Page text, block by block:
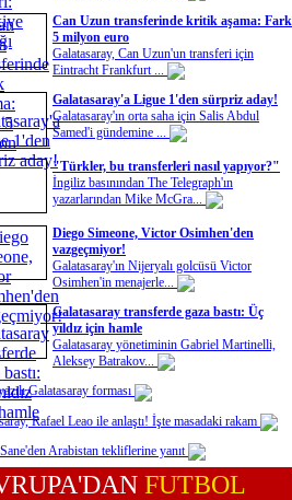
Can Uzun transferinde kritik aşama: Fark
5 milyon euro
Galatasaray, Can Uzun'un transferi için
Eintracht Frankfurt ...
Galatasaray'a Ligue 1'den sürpriz aday!
Galatasaray'ın orta saha için Salis Abdul
Samed'i gündemine ...
"Türkler, bu transferleri nasıl yapıyor?"
İngiliz basınından The Telegraph'ın
yazarlarından Mike McGra...
Diego Simeone, Victor Osimhen'den
vazgeçmiyor!
Galatasaray'ın Nijeryalı golcüsü Victor
Osimhen'in menajerle...
Galatasaray transferde gaza bastı: Üç
yıldız için hamle
Galatasaray yönetiminin Gabriel Martinelli,
Aleksey Batrakov...
Galatasaray forması
Rafael Leao ile anlaştı! İşte masadaki rakam
Arabistan tekliflerine yanıt
FUTBOL